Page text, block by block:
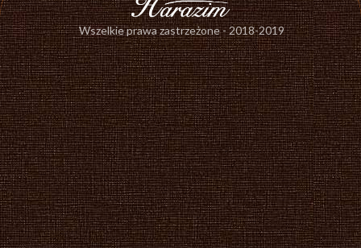
Wszelkie prawa zastrzeżone - 2018-2019